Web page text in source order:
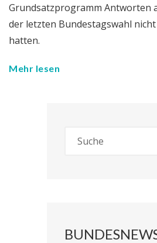
Grundsatzprogramm Antworten
der letzten Bundestagswahl
hatten.
Mehr lesen